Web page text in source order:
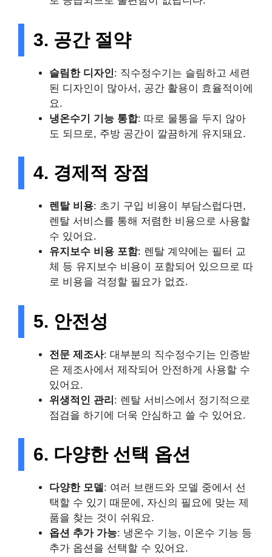
3. 공간 절약
슬림한 디자인: 직수정수기는 슬림하고 세련
된 디자인이 많아서, 공간 활용이 효율적이에
요.
냉온수기 기능 통합: 따로 물통을 두지 않아
도 되므로, 주방 공간이 깔끔하게 유지돼요.
4. 경제적 장점
렌탈 비용: 초기 구입 비용이 부담스럽다면,
렌탈 서비스를 통해 저렴한 비용으로 사용할
수 있어요.
유지보수 비용 포함: 렌탈 계약에는 필터 교
체 등 유지보수 비용이 포함되어 있으므로 따
로 비용을 걱정할 필요가 없죠.
5. 안전성
전문 제조사: 대부분의 직수정수기는 인증받
은 제조사에서 제작되어 안전하게 사용할 수
있어요.
위생적인 관리 : 렌탈 서비스에서 정기적으로
점검을 하기에 더욱 안심하고 쓸 수 있어요.
6. 다양한 선택 옵션
다양한 모델: 여러 브랜드와 모델 중에서 선
택할 수 있기 때문에, 자신의 필요에 맞는 제
품을 찾는 것이 쉬워요.
옵션 추가 가능: 냉온수 기능, 이온수 기능 등
추가 옵션을 선택할 수 있어요.